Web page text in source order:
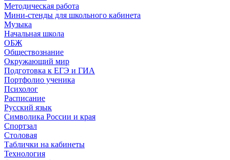
Методическая работа
Мини-стенды для школьного кабинета
Музыка
Начальная школа
ОБЖ
Обществознание
Окружающий мир
Подготовка к ЕГЭ и ГИА
Портфолио ученика
Психолог
Расписание
Русский язык
Символика России и края
Спортзал
Столовая
Таблички на кабинеты
Технология